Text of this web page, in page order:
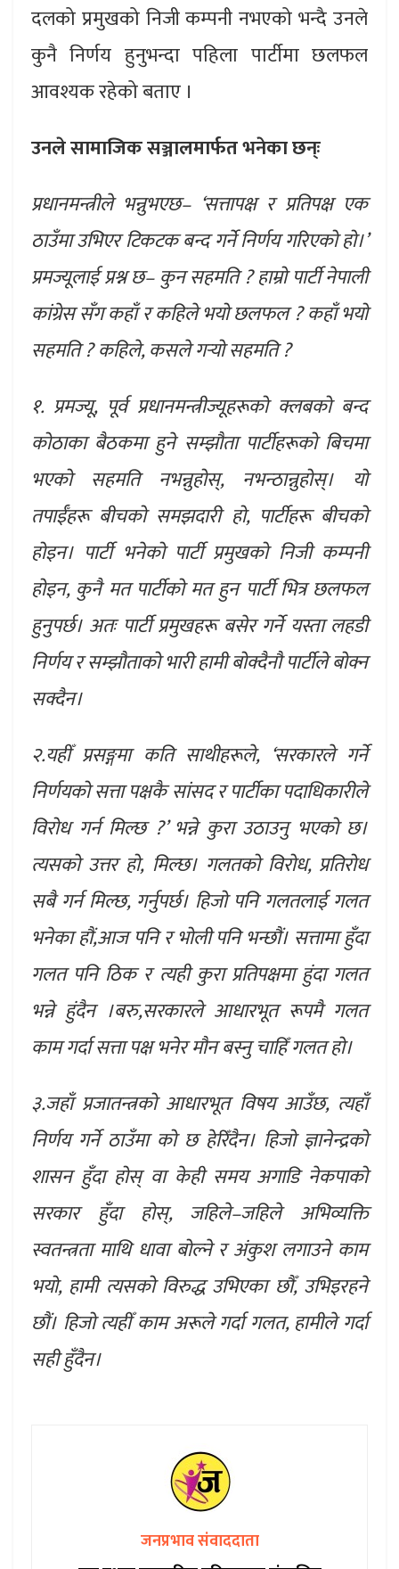
दलको प्रमुखको निजी कम्पनी नभएको भन्दै उनले
कुनै निर्णय हुनुभन्दा पहिला पार्टीमा छलफल
आवश्यक रहेको बताए ।
उनले सामाजिक सञ्जालमार्फत भनेका छन्ः
प्रधानमन्त्रीले भन्नुभएछ– ‘सत्तापक्ष र प्रतिपक्ष एक
ठाउँमा उभिएर टिकटक बन्द गर्ने निर्णय गरिएको हो।’
प्रमज्यूलाई प्रश्न छ– कुन सहमति ? हाम्रो पार्टी नेपाली
कांग्रेस सँग कहाँ र कहिले भयो छलफल ? कहाँ भयो
सहमति ? कहिले, कसले गर्‍यो सहमति ?
१. प्रमज्यू, पूर्व प्रधानमन्त्रीज्यूहरूको क्लबको बन्द
कोठाका बैठकमा हुने सम्झौता पार्टीहरूको बिचमा
भएको सहमति नभन्नुहोस्, नभन्ठान्नुहोस्। यो
तपाईँहरू बीचको समझदारी हो, पार्टीहरू बीचको
होइन। पार्टी भनेको पार्टी प्रमुखको निजी कम्पनी
होइन, कुनै मत पार्टीको मत हुन पार्टी भित्र छलफल
हुनुपर्छ। अतः पार्टी प्रमुखहरू बसेर गर्ने यस्ता लहडी
निर्णय र सम्झौताको भारी हामी बोक्दैनौ पार्टीले बोक्न
सक्दैन।
२.यहीँ प्रसङ्गमा कति साथीहरूले, ‘सरकारले गर्ने
निर्णयको सत्ता पक्षकै सांसद र पार्टीका पदाधिकारीले
विरोध गर्न मिल्छ ?’ भन्ने कुरा उठाउनु भएको छ।
त्यसको उत्तर हो, मिल्छ। गलतको विरोध, प्रतिरोध
सबै गर्न मिल्छ, गर्नुपर्छ। हिजो पनि गलतलाई गलत
भनेका हौं,आज पनि र भोली पनि भन्छौं। सत्तामा हुँदा
गलत पनि ठिक र त्यही कुरा प्रतिपक्षमा हुंदा गलत
भन्ने हुंदैन ।बरु,सरकारले आधारभूत रूपमै गलत
काम गर्दा सत्ता पक्ष भनेर मौन बस्नु चाहिँ गलत हो।
३.जहाँ प्रजातन्त्रको आधारभूत विषय आउँछ, त्यहाँ
निर्णय गर्ने ठाउँमा को छ हेरिँदैन। हिजो ज्ञानेन्द्रको
शासन हुँदा होस् वा केही समय अगाडि नेकपाको
सरकार हुँदा होस्, जहिले–जहिले अभिव्यक्ति
स्वतन्त्रता माथि धावा बोल्ने र अंकुश लगाउने काम
भयो, हामी त्यसको विरुद्ध उभिएका छौँ, उभिइरहने
छौं। हिजो त्यहीँ काम अरूले गर्दा गलत, हामीले गर्दा
सही हुँदैन।
जनप्रभाव संवाददाता